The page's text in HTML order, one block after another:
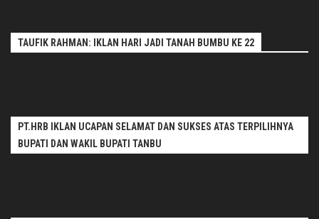
TAUFIK RAHMAN: IKLAN HARI JADI TANAH BUMBU KE 22
PT.HRB IKLAN UCAPAN SELAMAT DAN SUKSES ATAS TERPILIHNYA
BUPATI DAN WAKIL BUPATI TANBU